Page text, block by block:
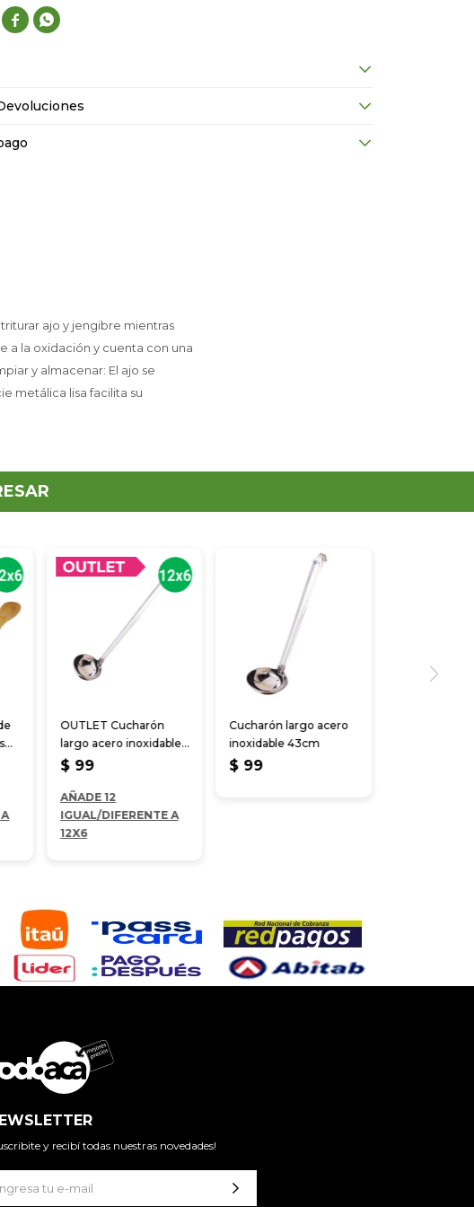
 
ajo y jengibre mientras
a la oxidación y cuenta con una
y almacenar: El ajo se
metálica lisa facilita su
OUTLET Cucharón
largo acero inoxidable
34 cm
$ 99
AÑADE 12
IGUAL/DIFERENTE A
12X6
Cucharón largo acero
inoxidable 43cm
$ 99
y recibí todas nuestras novedades!